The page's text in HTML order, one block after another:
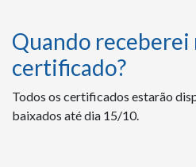
Quando receberei
certificado?
Todos os certificados estarão
baixados até dia 15/10.